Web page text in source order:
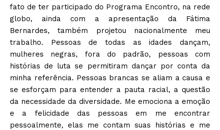
fato de ter participado do Programa Encontro, na rede
globo, ainda com a apresentação da Fátima
Bernardes, também projetou nacionalmente meu
trabalho. Pessoas de todas as idades dançam,
mulheres negras, fora do padrão, pessoas com
histórias de luta se permitiram dançar por conta da
minha referência. Pessoas brancas se aliam a causa e
se esforçam para entender a pauta racial, a questão
da necessidade da diversidade. Me emociona a emoção
e a felicidade das pessoas em me encontrar
pessoalmente, elas me contam suas histórias e me